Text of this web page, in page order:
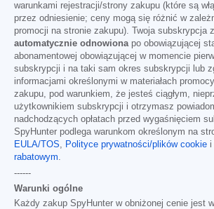
warunkami rejestracji/strony zakupu (które są
przez odniesienie; ceny mogą się różnić w
promocji na stronie zakupu). Twoja subskrypcja
automatycznie odnowionapo obowiązującej
abonamentowej obowiązującej w momencie
subskrypcji i na taki sam okres subskrypcji lub
informacjami określonymi w materiałach
zakupu, pod warunkiem, że jesteś ciągłym,
użytkownikiem subskrypcji i otrzymasz
nadchodzących opłatach przed wygaśnięciem
SpyHunter podlega warunkom określonym na
EULA/TOS, Polityce prywatności/plików cookie i
rabatowym.
------
Warunki ogólne
Każdy zakup SpyHunter w obniżonej cenie jest